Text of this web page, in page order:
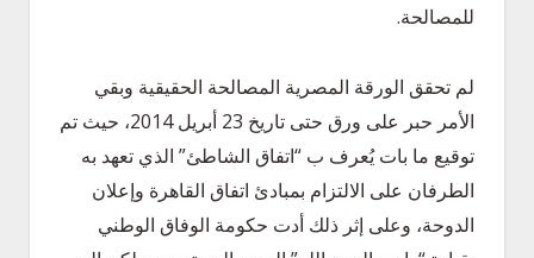
للمصالحة.
لم تحقق الورقة المصرية المصالحة الحقيقية وبقي
الأمر حبر على ورق حتى تاريخ 23 أبريل 2014، حيث تم
توقيع ما بات يُعرف ب “اتفاق الشاطئ” الذي تعهد به
الطرفان على الالتزام بمبادئ اتفاق القاهرة وإعلان
الدوحة، وعلى إثر ذلك أدت حكومة الوفاق الوطني